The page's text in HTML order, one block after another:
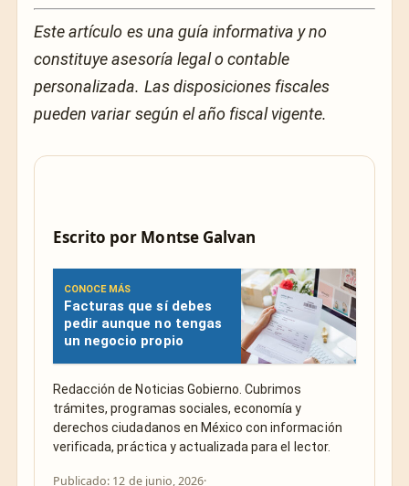
Este artículo es una guía informativa y no
constituye asesoría legal o contable
personalizada. Las disposiciones fiscales
pueden variar según el año fiscal vigente.
Escrito por Montse Galvan
CONOCE MÁS
Facturas que sí debes
pedir aunque no tengas
un negocio propio
Redacción de Noticias Gobierno. Cubrimos
trámites, programas sociales, economía y
derechos ciudadanos en México con información
verificada, práctica y actualizada para el lector.
Publicado: 12 de junio, 2026·